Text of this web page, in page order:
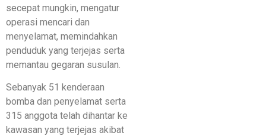
secepat mungkin, mengatur
operasi mencari dan
menyelamat, memindahkan
penduduk yang terjejas serta
memantau gegaran susulan.
Sebanyak 51 kenderaan
bomba dan penyelamat serta
315 anggota telah dihantar ke
kawasan yang terjejas akibat